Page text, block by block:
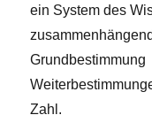
ein System des
Zahl.